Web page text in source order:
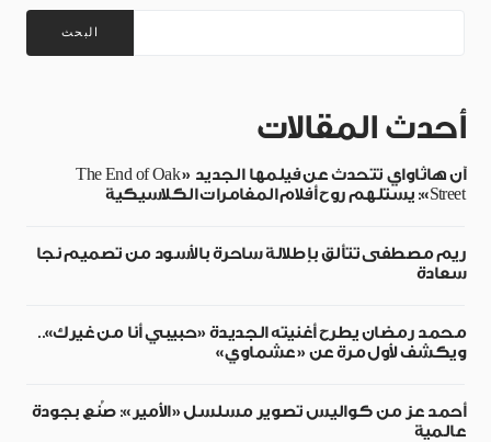
البحث
أحدث المقالات
آن هاثاواي تتحدث عن فيلمها الجديد «The End of Oak
Street»: يستلهم روح أفلام المغامرات الكلاسيكية
ريم مصطفى تتألق بإطلالة ساحرة بالأسود من تصميم نجا
سعادة
محمد رمضان يطرح أغنيته الجديدة «حبيبي أنا من غيرك»..
ويكشف لأول مرة عن «عشماوي»
أحمد عز من كواليس تصوير مسلسل «الأمير»: صُنع بجودة
عالمية